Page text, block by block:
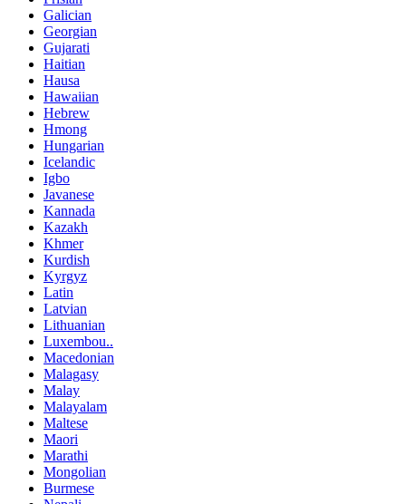
Galician
Georgian
Gujarati
Haitian
Hausa
Hawaiian
Hebrew
Hmong
Hungarian
Icelandic
Igbo
Javanese
Kannada
Kazakh
Khmer
Kurdish
Kyrgyz
Latin
Latvian
Lithuanian
Luxembou..
Macedonian
Malagasy
Malay
Malayalam
Maltese
Maori
Marathi
Mongolian
Burmese